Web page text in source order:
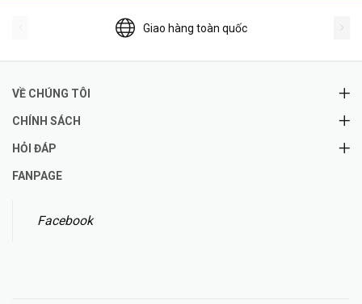
Giao hàng toàn quốc
VỀ CHÚNG TÔI
CHÍNH SÁCH
HỎI ĐÁP
FANPAGE
Facebook